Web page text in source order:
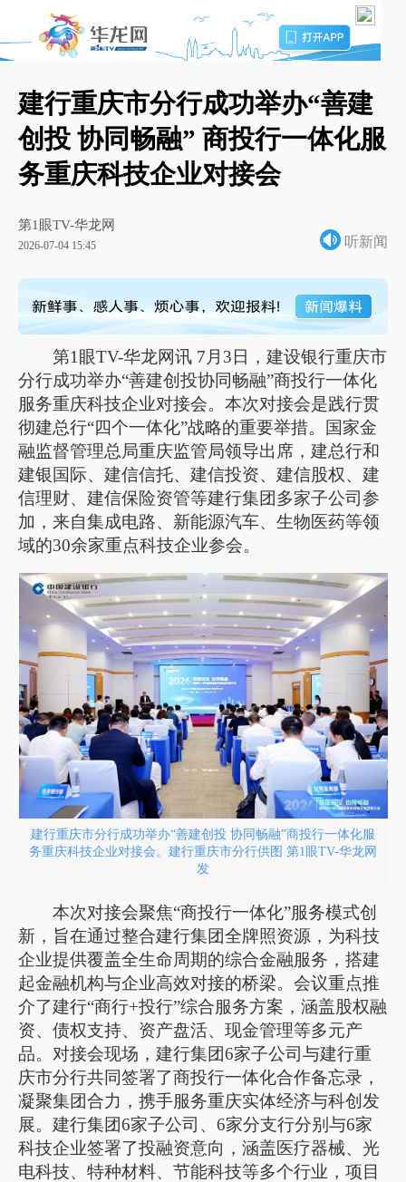
建行重庆市分行成功举办“善建
创投 协同畅融” 商投行一体化服
务重庆科技企业对接会
第1眼TV-华龙网
2026-07-04 15:45 听新闻
第1眼TV-华龙网讯 7月3日，建设银行重庆市
分行成功举办“善建创投协同畅融”商投行一体化
服务重庆科技企业对接会。本次对接会是践行贯
彻建总行“四个一体化”战略的重要举措。国家金
融监督管理总局重庆监管局领导出席，建总行和
建银国际、建信信托、建信投资、建信股权、建
信理财、建信保险资管等建行集团多家子公司参
加，来自集成电路、新能源汽车、生物医药等领
域的30余家重点科技企业参会。
建行重庆市分行成功举办“善建创投 协同畅融”商投行一体化服
务重庆科技企业对接会。建行重庆市分行供图 第1眼TV-华龙网
发
本次对接会聚焦“商投行一体化”服务模式创
新，旨在通过整合建行集团全牌照资源，为科技
企业提供覆盖全生命周期的综合金融服务，搭建
起金融机构与企业高效对接的桥梁。会议重点推
介了建行“商行+投行”综合服务方案，涵盖股权融
资、债权支持、资产盘活、现金管理等多元产
品。对接会现场，建行集团6家子公司与建行重
庆市分行共同签署了商投行一体化合作备忘录，
凝聚集团合力，携手服务重庆实体经济与科创发
展。建行集团6家子公司、6家分支行分别与6家
科技企业签署了投融资意向，涵盖医疗器械、光
电科技、特种材料、节能科技等多个行业，项目